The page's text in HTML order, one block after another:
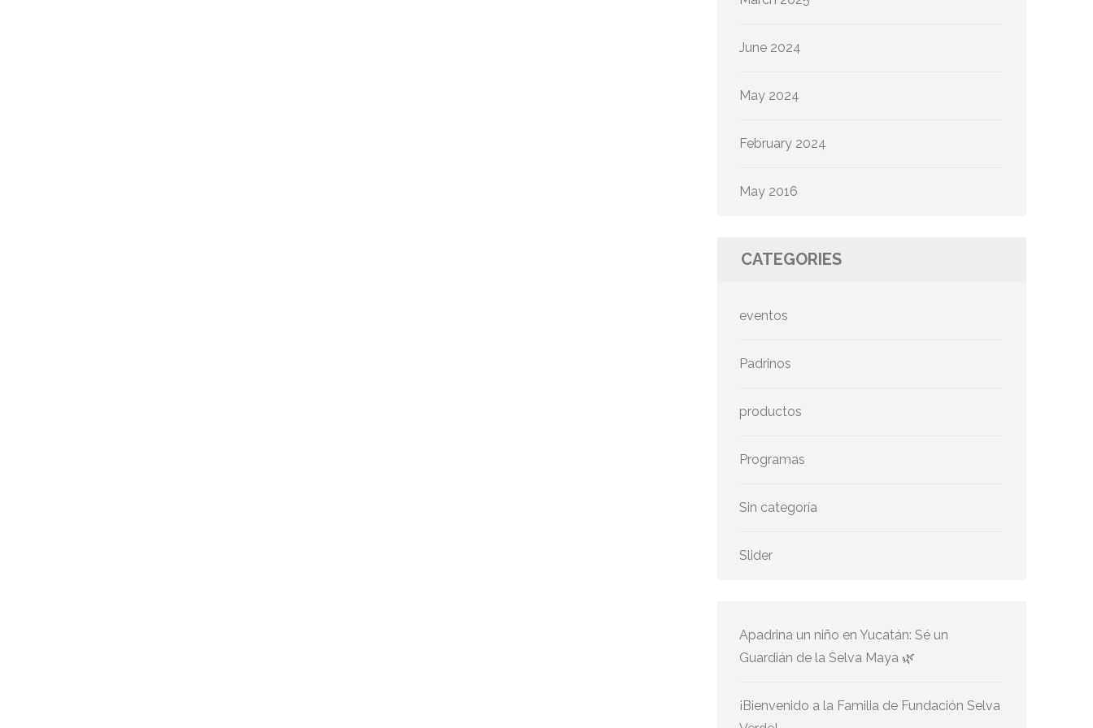
June 2024
May 2024
February 2024
May 2016
CATEGORIES
eventos
Padrinos
productos
Programas
Sin categoría
Slider
Apadrina un niño en Yucatán: Sé un
Guardián de la Selva Maya 🌿
¡Bienvenido a la Familia de Fundación Selva